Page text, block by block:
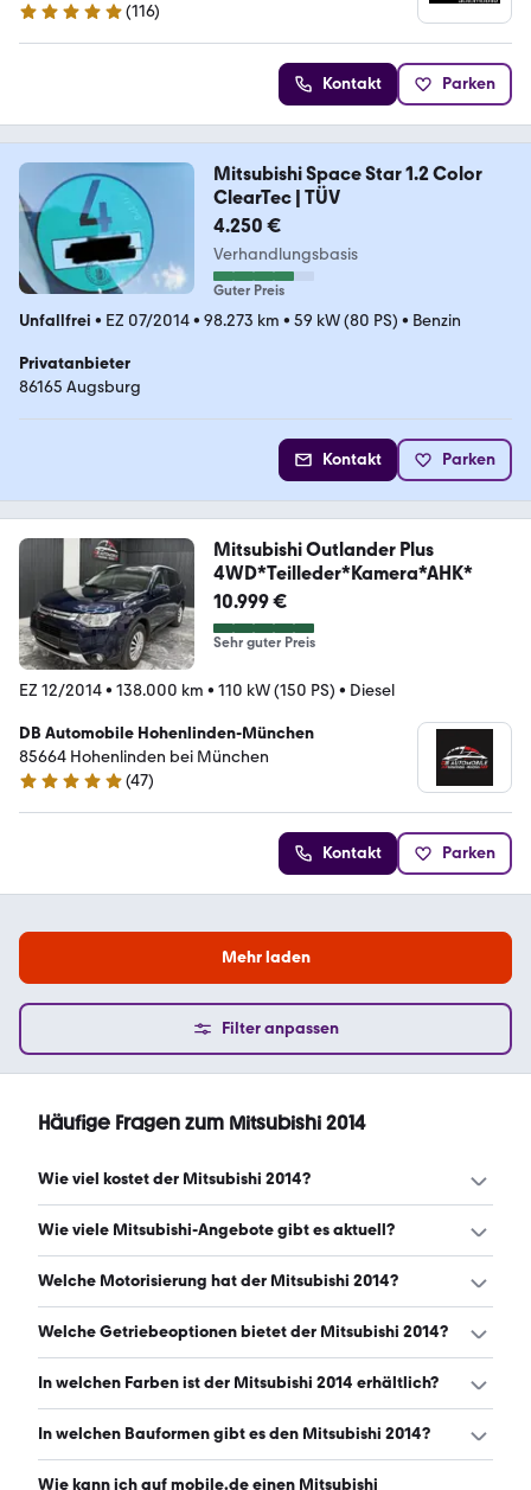
4.9 Sterne
(116)
Kontakt Parken
Mitsubishi Space Star 1.2 Color
ClearTec | TÜV
4.250 €
Verhandlungsbasis
Guter Preis
Unfallfrei • EZ 07/2014• 98.273 km • 59 kW (80 PS) • Benzin
Privatanbieter
86165 Augsburg
Kontakt Parken
Mitsubishi Outlander Plus
4WD*Teilleder*Kamera*AHK*
10.999 €
Sehr guter Preis
EZ 12/2014• 138.000 km • 110 kW (150 PS) • Diesel
DB Automobile Hohenlinden-München
85664 Hohenlinden bei München
4.8 Sterne
(47)
Kontakt Parken
Mehr laden
Filter anpassen
Häufige Fragen zum Mitsubishi 2014
Wie viel kostet der Mitsubishi 2014?
Ein guter Preis für einen Mitsubishi 2014 liegt zwischen
Wie viele Mitsubishi-Angebote gibt es aktuell?
Es gibt insgesamt 247 Mitsubishi bei mobile.de, davon 247
Welche Motorisierung hat der Mitsubishi 2014?
Der Mitsubishi 2014 hat Leistungen zwischen 71 und 200
Welche Getriebeoptionen bietet der Mitsubishi 2014?
Der Mitsubishi 2014 ist mit manuellem und
In welchen Farben ist der Mitsubishi 2014 erhältlich?
Den Mitsubishi 2014 gibt es in folgenden Farben: grau,
Die häufigste Farbe ist grau. (Stand: 6.8.2026)
In welchen Bauformen gibt es den Mitsubishi 2014?
Den Mitsubishi 2014 gibt es in folgenden Bauformen: SUV,
Wie kann ich auf mobile.de einen Mitsubishi